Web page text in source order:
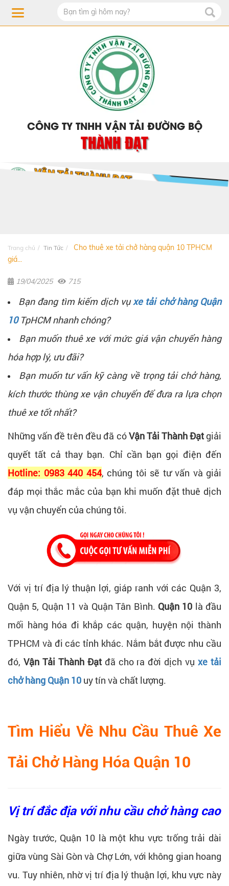
CÔNG TY TNHH VẬN TẢI ĐƯỜNG BỘ
THÀNH ĐẠT
Trang chủ Tin Tức
Cho thuê xe tải chở hàng quận 10 TPHCM
giá...
19/04/2025 715
Bạn đang tìm kiếm dịch vụxe tải chở hàng Quận
10TpHCM nhanh chóng?
Bạn muốn thuê xe với mức giá vận chuyển hàng
hóa hợp lý, ưu đãi?
Bạn muốn tư vấn kỹ càng về trọng tải chở hàng,
kích thước thùng xe vận chuyển để đưa ra lựa chọn
thuê xe tốt nhất?
Những vấn đề trên đều đã cóVận Tải Thành Đạtgiải
quyết tất cả thay bạn. Chỉ cần bạn gọi điện đến
Hotline: 0983 440 454, chúng tôi sẽ tư vấn và giải
đáp mọi thắc mắc của bạn khi muốn đặt thuê dịch
vụ vận chuyển của chúng tôi.
Với vị trí địa lý thuận lợi, giáp ranh với các Quận 3,
Quận 5, Quận 11 và Quận Tân Bình. Quận 10 là đầu
mối hàng hóa đi khắp các quận, huyện nội thành
TPHCM và đi các tỉnh khác. Nắm bắt được nhu cầu
đó, Vận Tải Thành Đạtđã cho ra đời dịch vụxe tải
chở hàng Quận 10 uy tín và chất lượng.
Tìm Hiểu Về Nhu Cầu Thuê Xe
Tải Chở Hàng Hóa Quận 10
Vị trí đắc địa với nhu cầu chở hàng cao
Ngày trước, Quận 10 là một khu vực trống trải dài
giữa vùng Sài Gòn và Chợ Lớn, với không gian hoang
vu. Tuy nhiên, nhờ vị trí địa lý thuận lợi, khu vực này